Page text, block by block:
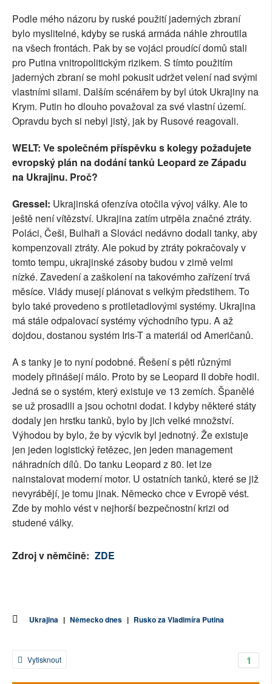
Podle mého názoru by ruské použití jaderných zbraní
bylo myslitelné, kdyby se ruská armáda náhle zhroutila
na všech frontách. Pak by se vojáci proudící domů stali
pro Putina vnitropolitickým rizikem. S tímto použitím
jaderných zbraní se mohl pokusit udržet velení nad svými
vlastními silami. Dalším scénářem by byl útok Ukrajiny na
Krym. Putin ho dlouho považoval za své vlastní území.
Opravdu bych si nebyl jistý, jak by Rusové reagovali.
WELT: Ve společném příspěvku s kolegy požadujete
evropský plán na dodání tanků Leopard ze Západu
na Ukrajinu. Proč?
Gressel: Ukrajinská ofenzíva otočila vývoj války. Ale to
ještě není vítězství. Ukrajina zatím utrpěla značné ztráty.
Poláci, Češi, Bulhaři a Slováci nedávno dodali tanky, aby
kompenzovali ztráty. Ale pokud by ztráty pokračovaly v
tomto tempu, ukrajinské zásoby budou v zimě velmi
nízké. Zavedení a zaškolení na takovémho zařízení trvá
měsíce. Vlády musejí plánovat s velkým předstihem. To
bylo také provedeno s protiletadlovými systémy. Ukrajina
má stále odpalovací systémy východního typu. A až
dojdou, dostanou systém Iris-T a materiál od Američanů.
A s tanky je to nyní podobné. Řešení s pěti různými
modely přinášejí málo. Proto by se Leopard II dobře hodil.
Jedná se o systém, který existuje ve 13 zemích. Španělé
se už prosadili a jsou ochotni dodat. I kdyby některé státy
dodaly jen hrstku tanků, bylo by jich velké množství.
Výhodou by bylo, že by výcvik byl jednotný. Že existuje
jen jeden logistický řetězec, jen jeden management
náhradních dílů. Do tanku Leopard z 80. let lze
nainstalovat moderní motor. U ostatních tanků, které se již
nevyrábějí, je tomu jinak. Německo chce v Evropě vést.
Zde by mohlo vést v nejhorší bezpečnostní krizi od
studené války.
Zdroj v němčině: ZDE
Ukrajina | Německo dnes | Rusko za Vladimíra Putina
1
Vytisknout